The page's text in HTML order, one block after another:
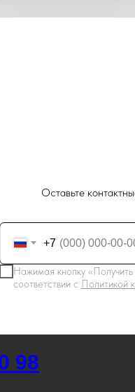
Оставьте
+7
Нажимая кнопку
соответствии с Политикой
98